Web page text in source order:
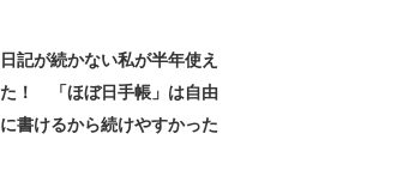
日記が続かない私が半年使え
た！ 「ほぼ日手帳」は自由
に書けるから続けやすかった